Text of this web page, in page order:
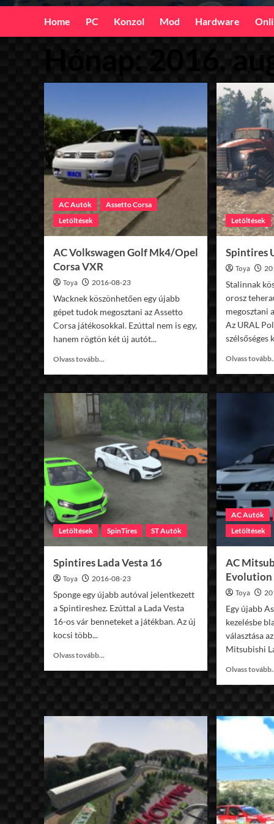
Home PC Konzol Mod Hardware
2016.
AC Autók
Assetto Corsa
Letöltések
AC Volkswagen Golf Mk4/Opel
Corsa VXR
Toya 2016-08-23
Wacknek köszönhetően egy újabb
gépet tudok megosztani az Assetto
Corsa játékosokkal. Ezúttal nem is egy,
hanem rögtön két új autót...
Olvass tovább...
AC
Volkswagen
Golf
Mk4/Opel
Corsa
VXR
Letöltések
Spintires
Toya
Stalinnak
orosz
megosztani
Az URAL
szélsőséges
Olvass
Letöltések SpinTires ST Autók
Spintires Lada Vesta 16
Toya 2016-08-23
Sponge egy újabb autóval jelentkezett
a Spintireshez. Ezúttal a Lada Vesta
16-os vár benneteket a játékban. Az új
kocsi több...
Olvass tovább...
AC Autók
Letöltések
AC
Evolution
Toya
Egy újabb
kezelésbe
választása
Mitsubishi
Olvass